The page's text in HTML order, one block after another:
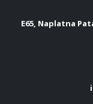
E65, Naplatna